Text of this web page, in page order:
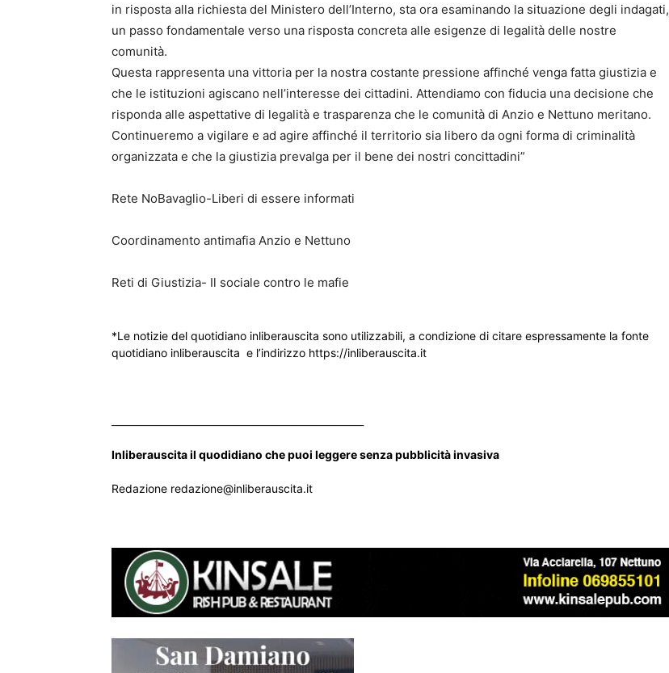
in risposta alla richiesta del Ministero dell’Interno, sta ora esaminando la situazione degli indagati,
un passo fondamentale verso una risposta concreta alle esigenze di legalità delle nostre
comunità.
Questa rappresenta una vittoria per la nostra costante pressione affinché venga fatta giustizia e
che le istituzioni agiscano nell’interesse dei cittadini. Attendiamo con fiducia una decisione che
risponda alle aspettative di legalità e trasparenza che le comunità di Anzio e Nettuno meritano.
Continueremo a vigilare e ad agire affinché il territorio sia libero da ogni forma di criminalità
organizzata e che la giustizia prevalga per il bene dei nostri concittadini”
Rete NoBavaglio-Liberi di essere informati
Coordinamento antimafia Anzio e Nettuno
Reti di Giustizia- Il sociale contro le mafie
*Le notizie del quotidiano inliberauscita sono utilizzabili, a condizione di citare espressamente la fonte
quotidiano inliberauscita e l’indirizzo https://inliberauscita.it
Inliberauscita il quodidiano che puoi leggere senza pubblicità invasiva
Redazione redazione@inliberauscita.it